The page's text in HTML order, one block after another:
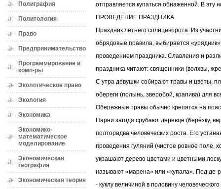
Полиграфия
Политология
Право
Предпринимательство
Программирование и
комп-ры
Экологическое право
Экология
Экономика
Экономико-
математическое
моделирование
Экономическая
география
Экономическая теория
отправляется купаться обнаженной. В эту
ПРОВЕДЕНИЕ ПРАЗДНИКА
Праздник летнего солнцеворота. Из
обрядовые правила, выбирается
проведением праздника. Славления и
праздника читают: священники (волхвы,
С утра девушки собирают травы и цветы,
обереги (полынь, зверобой, крапива) для
Обережные травы обычно крепятся на
Парни загодя срубают деревце (берёзку,
полторадва человеческих роста. Его
проведения гуляний (чистое ровное поле,
украшают дерево цветами и цветными
называют «марена» или «купала». Под
- куклу величиной в половину